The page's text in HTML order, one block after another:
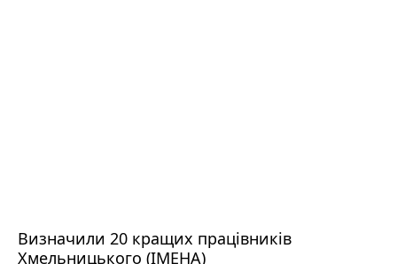
Визначили 20 кращих працівників
Хмельницького (ІМЕНА)